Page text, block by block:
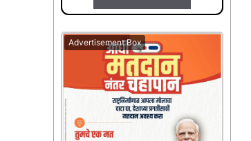
Advertisement Box